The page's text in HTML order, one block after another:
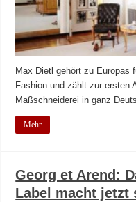
Max Dietl gehört zu Europas
Fashion und zählt zur ersten
Maßschneiderei in ganz
Mehr
Georg et Arend:
Label macht jetzt